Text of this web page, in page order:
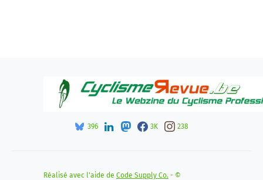
396 3K 238
Réalisé avec l'aide de Code Supply Co. - ©